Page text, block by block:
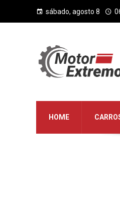
sábado, agosto 8
HOME